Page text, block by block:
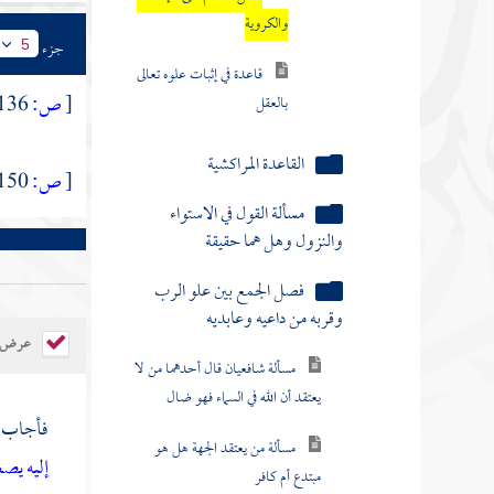
القاعدة المراكشية
مسألة القول في الاستواء
فصل الجمع بين علو الرب
وقربه من داعيه وعابديه
مسألة شافعيان قال أحدهما من لا
يعتقد أن الله في السماء فهو ضال
مبتدع أم كافر
مسألة أبيات في مباينة الله للعالم
جزء 5
[ص:
[ص:
عرض
إليه